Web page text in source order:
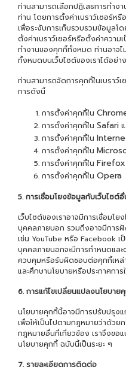
ท่านสามารถเลือกปฏิเสธการทำ
ท่าน โดยการตั้งค่าเบราว์เซอร์ห
เพื่อระงับการเก็บรวบรวมข้อมูล
ตั้งค่าเบราว์เซอร์หรือตั้งค่าความ
ทำงานของคุกกี้ทั้งหมด ท่านอาจไ
ทั้งหมดบนเว็บไซต์ของเราได้อย่า
ท่านสามารถจัดการคุกกี้ในเบราว์
การดังนี้
การตั้งค่าคุกกี้ใน
การตั้งค่าคุกกี้ใน Safari
การตั้งค่าคุกกี้ใน
การตั้งค่าคุกกี้ใน
การตั้งค่าคุกกี้ใน Firefox
การตั้งค่าคุกกี้ใน Opera
5. การเชื่อมโยงข้อมูลกับเว็บไซต์
เว็บไซต์ของเราอาจมีการเชื่อมโ
บุคคลภายนอก รวมถึงอาจมีการฝั
เช่น YouTube หรือ Facebook
บุคคลภายนอกจะมีการกำหนดและ
ควบคุมหรือรับผิดชอบต่อคุกกี้เหล่า
และศึกษานโยบายหรือประกาศก
6. การแก้ไขเปลี่ยนแปลงนโยบาย
นโยบายคุกกี้นี้อาจมีการปรับปรุง
เพื่อให้เป็นไปตามกฎหมายว่าด้ว
กฎหมายอื่นที่เกี่ยวข้อง เราจึงขอ
นโยบายคุกกี้ ฉบับนี้เป็นระยะ ๆ
7. รายละเอียดการติดต่อ